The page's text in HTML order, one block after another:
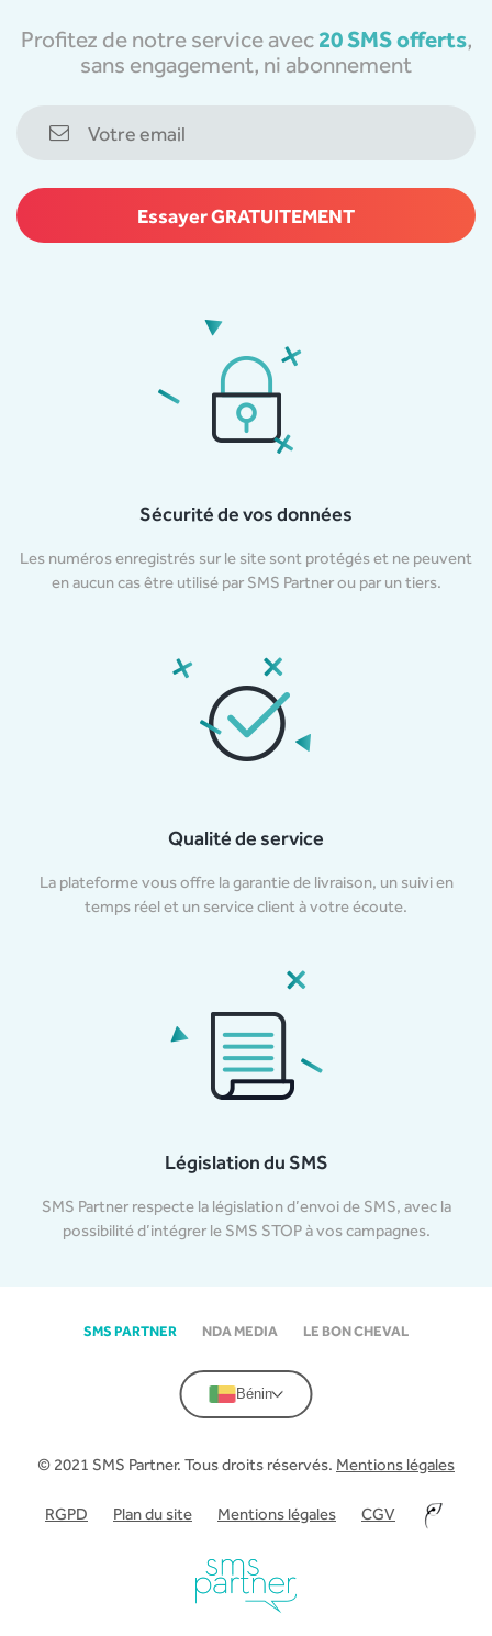
Profitez de notre service avec 20 SMS offerts,
sans engagement, ni abonnement
Sécurité de vos données
Les numéros enregistrés sur le site sont protégés et ne peuvent
en aucun cas être utilisé par SMS Partner ou par un tiers.
Qualité de service
La plateforme vous offre la garantie de livraison, un suivi en
temps réel et un service client à votre écoute.
Législation du SMS
SMS Partner respecte la législation d’envoi de SMS, avec la
possibilité d’intégrer le SMS STOP à vos campagnes.
SMS PARTNER NDA MEDIA LE BON CHEVAL
Bénin
© 2021 SMS Partner. Tous droits réservés. Mentions légales
RGPD Plan du site Mentions légales CGV –